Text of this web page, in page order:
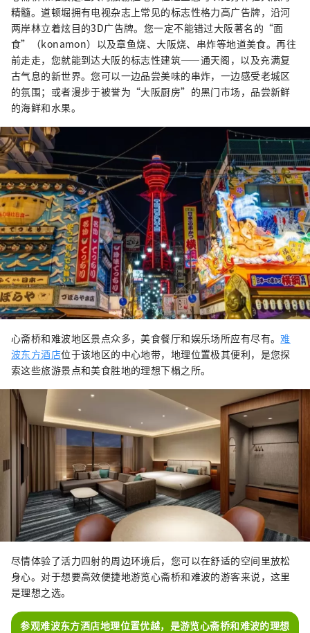
精髓。道顿堀拥有电视杂志上常见的标志性格力高广告牌，沿河
两岸林立着炫目的3D广告牌。您一定不能错过大阪著名的“面
食”（konamon）以及章鱼烧、大阪烧、串炸等地道美食。再往
前走走，您就能到达大阪的标志性建筑——通天阁，以及充满复
古气息的新世界。您可以一边品尝美味的串炸，一边感受老城区
的氛围；或者漫步于被誉为“大阪厨房”的黑门市场，品尝新鲜
的海鲜和水果。
心斋桥和难波地区景点众多，美食餐厅和娱乐场所应有尽有。难
波东方酒店位于该地区的中心地带，地理位置极其便利，是您探
索这些旅游景点和美食胜地的理想下榻之所。
尽情体验了活力四射的周边环境后，您可以在舒适的空间里放松
身心。对于想要高效便捷地游览心斋桥和难波的游客来说，这里
是理想之选。
参观难波东方酒店地理位置优越，是游览心斋桥和难波的理想